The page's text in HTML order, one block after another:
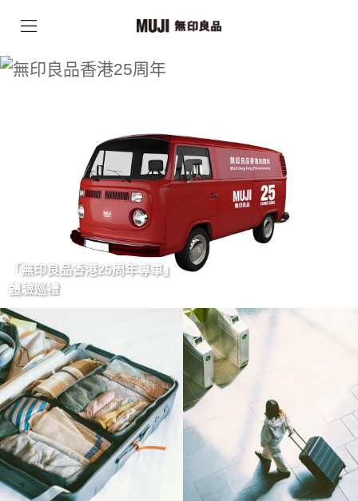
「無印良品香港25周年專車」
體驗巡禮